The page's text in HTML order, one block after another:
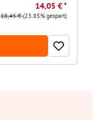
14,05 € *
18,45 €(23.85% gespart)